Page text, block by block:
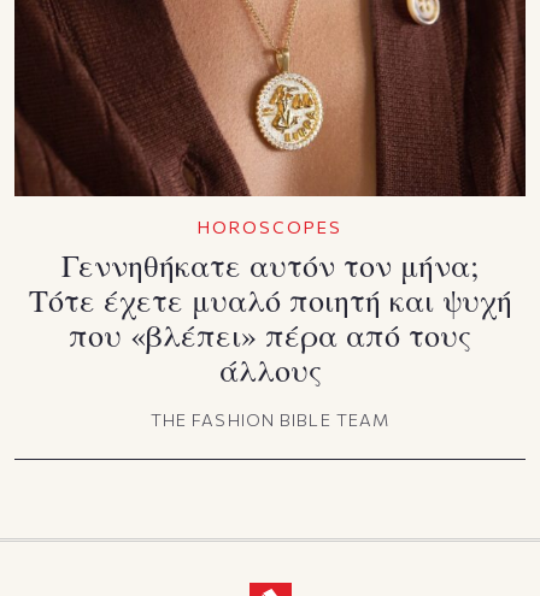
HOROSCOPES
Γεννηθήκατε αυτόν τον μήνα;
Τότε έχετε μυαλό ποιητή και ψυχή
που «βλέπει» πέρα από τους
άλλους
THE FASHION BIBLE TEAM